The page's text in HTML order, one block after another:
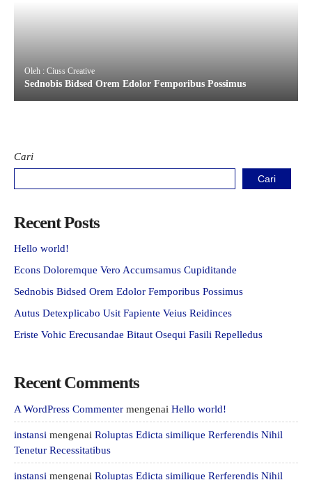
Oleh : Ciuss Creative
Sednobis Bidsed Orem Edolor Femporibus Possimus
Cari
Cari
Recent Posts
Hello world!
Econs Doloremque Vero Accumsamus Cupiditande
Sednobis Bidsed Orem Edolor Femporibus Possimus
Autus Detexplicabo Usit Fapiente Veius Reidinces
Eriste Vohic Erecusandae Bitaut Osequi Fasili Repelledus
Recent Comments
A WordPress Commenter mengenai Hello world!
instansi mengenai Roluptas Edicta similique Rerferendis Nihil
Tenetur Recessitatibus
instansi mengenai Roluptas Edicta similique Rerferendis Nihil